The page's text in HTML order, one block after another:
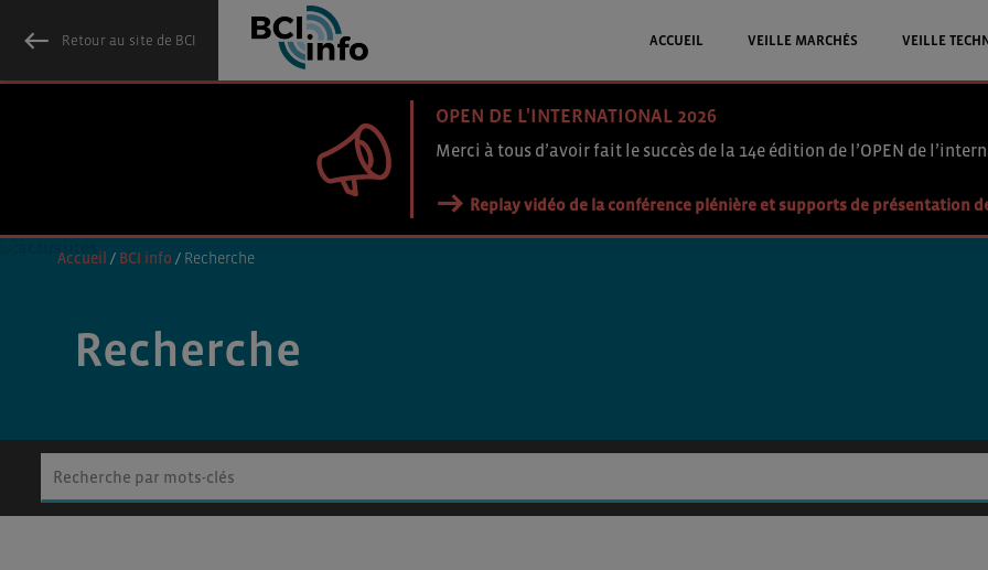
Retour au site de BCI ACCUEIL VEILLE MARCHÉS VEILLE
OPEN DE L'INTERNATIONAL 2026
Merci à tous d’avoir fait le succès de la 14e édition de l’OPEN de
Replay vidéo de la conférence plénière et supports de présentation
Accueil / BCI info / Recherche
Recherche